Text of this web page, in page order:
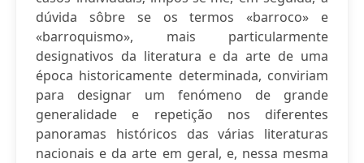
dúvida sôbre se os termos «barroco» e
«barroquismo», mais particularmente
designativos da literatura e da arte de uma
época historicamente determinada, conviriam
para designar um fenómeno de grande
generalidade e repetição nos diferentes
panoramas históricos das várias literaturas
nacionais e da arte em geral, e, nessa mesma